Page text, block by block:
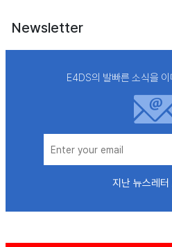
Newsletter
E4DS의 발빠른 소식을
지난 뉴스레